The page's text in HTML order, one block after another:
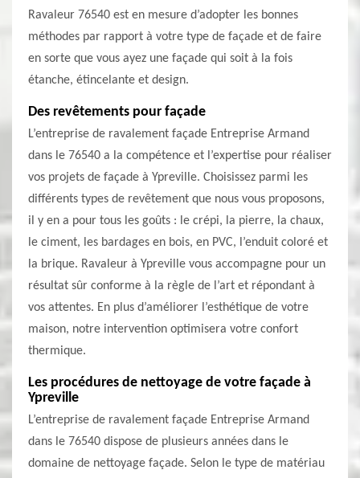
Ravaleur 76540 est en mesure d’adopter les bonnes
méthodes par rapport à votre type de façade et de faire
en sorte que vous ayez une façade qui soit à la fois
étanche, étincelante et design.
Des revêtements pour façade
L’entreprise de ravalement façade Entreprise Armand
dans le 76540 a la compétence et l’expertise pour réaliser
vos projets de façade à Ypreville. Choisissez parmi les
différents types de revêtement que nous vous proposons,
il y en a pour tous les goûts : le crépi, la pierre, la chaux,
le ciment, les bardages en bois, en PVC, l’enduit coloré et
la brique. Ravaleur à Ypreville vous accompagne pour un
résultat sûr conforme à la règle de l’art et répondant à
vos attentes. En plus d’améliorer l’esthétique de votre
maison, notre intervention optimisera votre confort
thermique.
Les procédures de nettoyage de votre façade à
Ypreville
L’entreprise de ravalement façade Entreprise Armand
dans le 76540 dispose de plusieurs années dans le
domaine de nettoyage façade. Selon le type de matériau